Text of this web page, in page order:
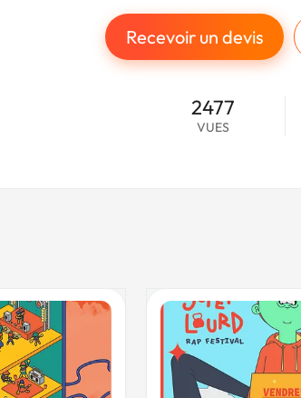
Recevoir un devis
2477
VUES